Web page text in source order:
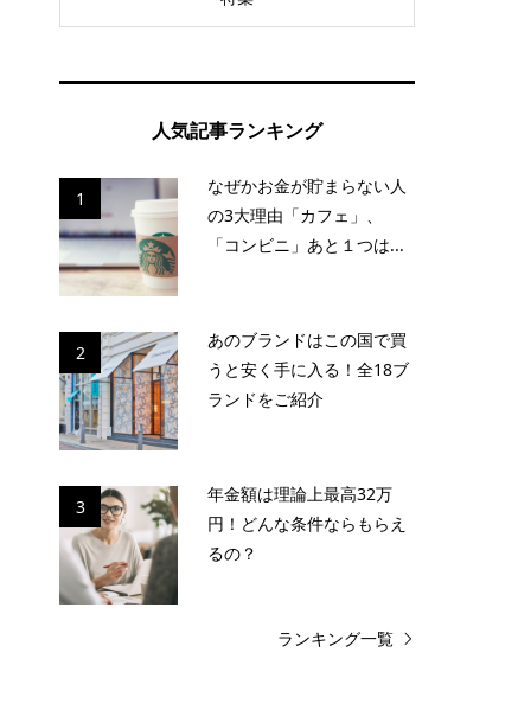
人気記事ランキング
1
なぜかお金が貯まらない人
の3大理由「カフェ」、
「コンビニ」あと１つは...
2
あのブランドはこの国で買
うと安く手に入る！全18ブ
ランドをご紹介
3
年金額は理論上最高32万
円！どんな条件ならもらえ
るの？
ランキング一覧